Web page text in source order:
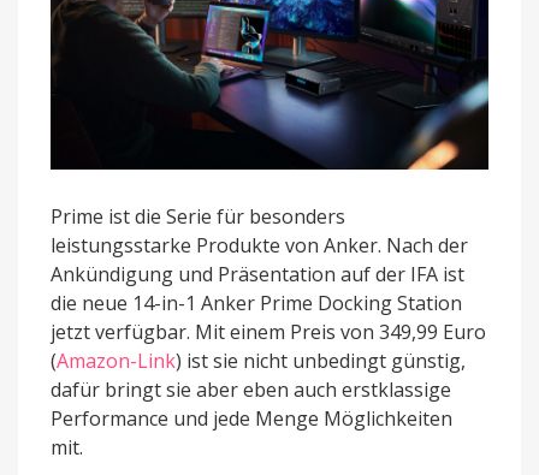
Prime ist die Serie für besonders
leistungsstarke Produkte von Anker. Nach der
Ankündigung und Präsentation auf der IFA ist
die neue 14-in-1 Anker Prime Docking Station
jetzt verfügbar. Mit einem Preis von 349,99 Euro
(Amazon-Link) ist sie nicht unbedingt günstig,
dafür bringt sie aber eben auch erstklassige
Performance und jede Menge Möglichkeiten
mit.